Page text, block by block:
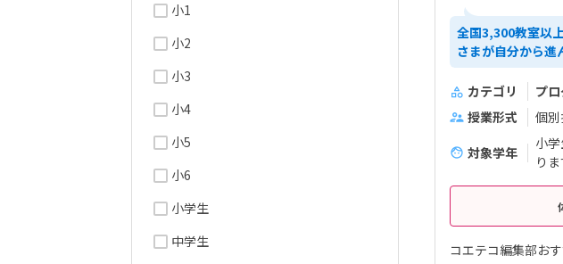
小1
小2
小3
小4
小5
小6
小学生
中学生
全国3,300教室以
さまが自分から進
カテゴリ プ
授業形式
個
対象学年
小
りま
コエテコ編集部お